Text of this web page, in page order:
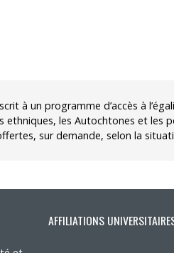
à un programme d’accès à
les Autochtones et les
sur demande, selon la
AFFILIATIONS